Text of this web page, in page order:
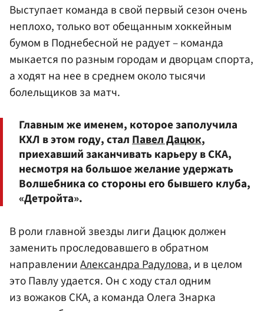
Выступает команда в свой первый сезон очень
неплохо, только вот обещанным хоккейным
бумом в Поднебесной не радует – команда
мыкается по разным городам и дворцам спорта,
а ходят на нее в среднем около тысячи
болельщиков за матч.
Главным же именем, которое заполучила
КХЛ в этом году, сталПавел Дацюк,
приехавший заканчивать карьеру в СКА,
несмотря на большое желание удержать
Волшебника со стороны его бывшего клуба,
«Детройта».
В роли главной звезды лиги Дацюк должен
заменить проследовавшего в обратном
направленииАлександра Радулова, и в целом
это Павлу удается. Он с ходу стал одним
из вожаков СКА, а команда Олега Знарка